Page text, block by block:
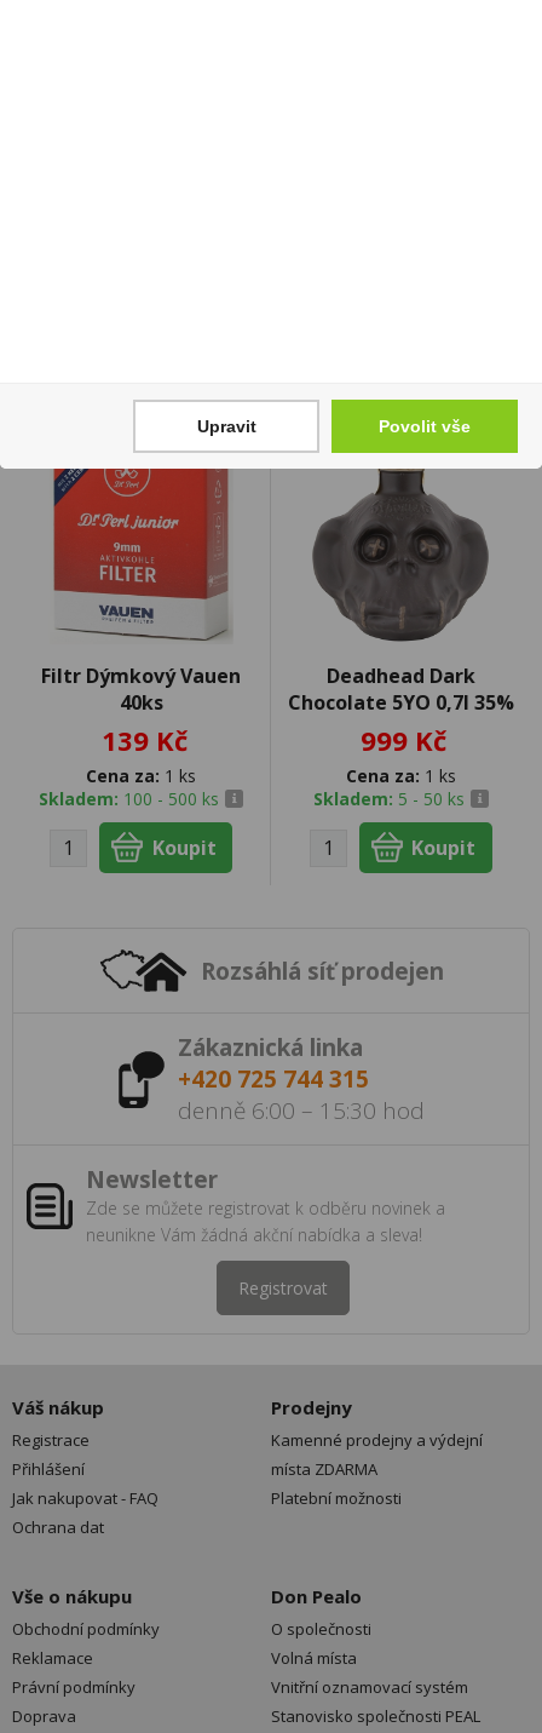
Filtr Dýmkový Vauen
40ks
139 Kč
Cena za: 1 ks
Skladem: 100 - 500 ks
Deadhead Dark
Chocolate 5YO 0,7l 35%
999 Kč
Cena za: 1 ks
Skladem: 5 - 50 ks
Rozsáhlá síť prodejen
Zákaznická linka
+420 725 744 315
denně 6:00 – 15:30 hod
Newsletter
Zde se můžete registrovat k odběru novinek a
neunikne Vám žádná akční nabídka a sleva!
Registrovat
Váš nákup
Registrace
Přihlášení
Jak nakupovat - FAQ
Ochrana dat
Prodejny
Kamenné prodejny a výdejní
místa ZDARMA
Platební možnosti
Vše o nákupu
Obchodní podmínky
Reklamace
Právní podmínky
Doprava
Don Pealo
O společnosti
Volná místa
Vnitřní oznamovací systém
Stanovisko společnosti PEAL
Upravit Povolit vše